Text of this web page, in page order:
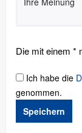
Die mit einem *
Ich habe die
genommen.
Speichern